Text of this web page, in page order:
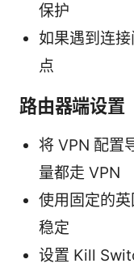
保护
如果遇到连
点
路由器端设置
将 VPN 配置
量都走 VPN
使用固定的
稳定
设置 Kill